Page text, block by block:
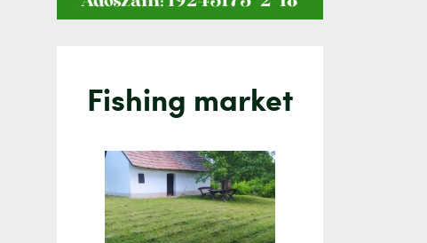
Fishing market